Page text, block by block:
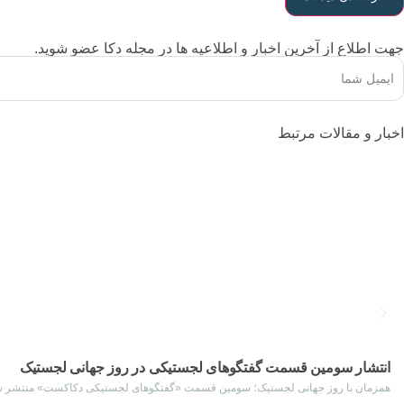
جهت اطلاع از آخرین اخبار و اطلاعیه ها در مجله دکا عضو شوید.
اخبار و مقالات مرتبط
انتشار سومین قسمت گفتگوهای لجستیکی در روز جهانی لجستیک
همزمان با روز جهانی لجستیک؛ سومین قسمت «گفتگوهای لجستیکی دکاکست» منتشر شد.